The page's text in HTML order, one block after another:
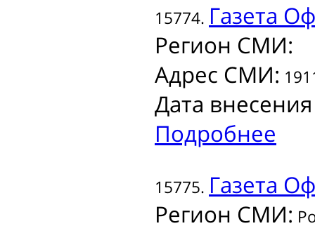
15774. Газета
Регион СМИ:
Адрес СМИ:
Дата
Подробнее
15775. Газета
Регион СМИ: